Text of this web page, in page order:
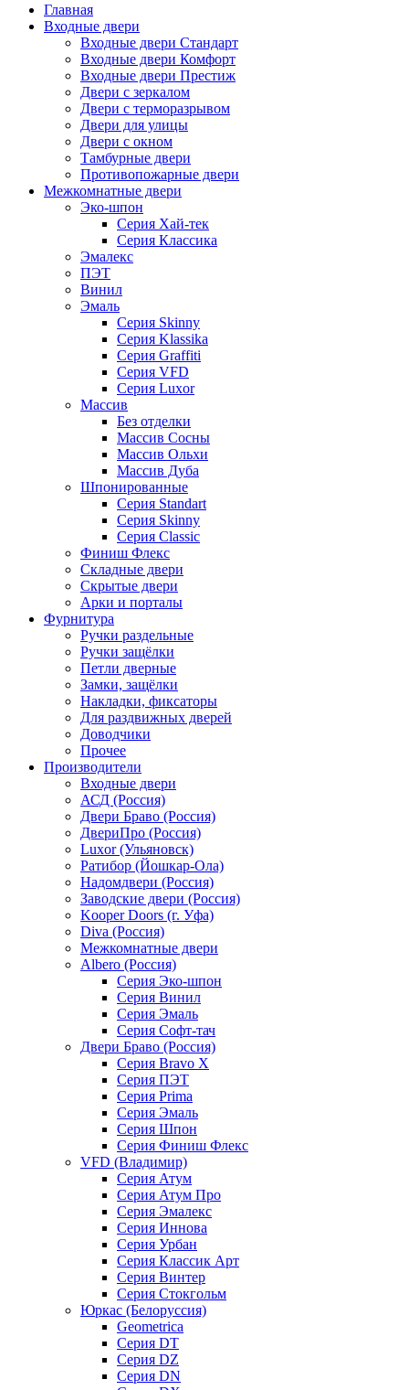
Главная
Входные двери
Входные двери Стандарт
Входные двери Комфорт
Входные двери Престиж
Двери с зеркалом
Двери с терморазрывом
Двери для улицы
Двери с окном
Тамбурные двери
Противопожарные двери
Межкомнатные двери
Эко-шпон
Серия Хай-тек
Серия Классика
Эмалекс
ПЭТ
Винил
Эмаль
Серия Skinny
Серия Klassika
Серия Graffiti
Серия VFD
Серия Luxor
Массив
Без отделки
Массив Сосны
Массив Ольхи
Массив Дуба
Шпонированные
Серия Standart
Серия Skinny
Серия Classic
Финиш Флекс
Складные двери
Скрытые двери
Арки и порталы
Фурнитура
Ручки раздельные
Ручки защёлки
Петли дверные
Замки, защёлки
Накладки, фиксаторы
Для раздвижных дверей
Доводчики
Прочее
Производители
Входные двери
АСД (Россия)
Двери Браво (Россия)
ДвериПро (Россия)
Luxor (Ульяновск)
Ратибор (Йошкар-Ола)
Надомдвери (Россия)
Заводские двери (Россия)
Kooper Doors (г. Уфа)
Diva (Россия)
Межкомнатные двери
Albero (Россия)
Серия Эко-шпон
Серия Винил
Серия Эмаль
Серия Софт-тач
Двери Браво (Россия)
Серия Bravo X
Серия ПЭТ
Серия Prima
Серия Эмаль
Серия Шпон
Серия Финиш Флекс
VFD (Владимир)
Серия Атум
Серия Атум Про
Серия Эмалекс
Серия Иннова
Серия Урбан
Серия Классик Арт
Серия Винтер
Серия Стокгольм
Юркас (Белоруссия)
Geometrica
Серия DT
Серия DZ
Серия DN